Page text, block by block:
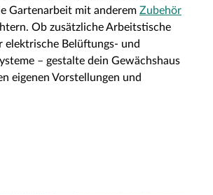
Gartenarbeit mit anderem Zubehör
Ob zusätzliche Arbeitstische
elektrische Belüftungs- und
– gestalte dein Gewächshaus
eigenen Vorstellungen und